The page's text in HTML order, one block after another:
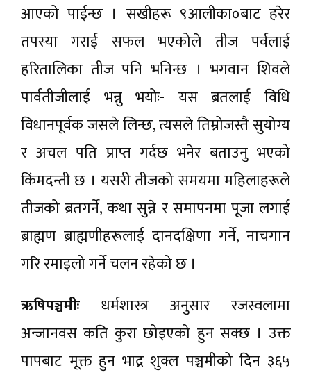
आएको पाईन्छ । सखीहरू ९आलीका०बाट हरेर
तपस्या गराई सफल भएकोले तीज पर्वलाई
हरितालिका तीज पनि भनिन्छ । भगवान शिवले
पार्वतीजीलाई भन्नु भयोः- यस ब्रतलाई विधि
विधानपूर्वक जसले लिन्छ, त्यसले तिम्रोजस्तै सुयोग्य
र अचल पति प्राप्त गर्दछ भनेर बताउनु भएको
किंमदन्ती छ । यसरी तीजको समयमा महिलाहरूले
तीजको ब्रतगर्ने, कथा सुन्ने र समापनमा पूजा लगाई
ब्राह्मण ब्राह्मणीहरूलाई दानदक्षिणा गर्ने, नाचगान
गरि रमाइलो गर्ने चलन रहेको छ ।
ऋषिपञ्चमीः धर्मशास्त्र अनुसार रजस्वलामा
अन्जानवस कति कुरा छोइएको हुन सक्छ । उक्त
पापबाट मूक्त हुन भाद्र शुक्ल पञ्चमीको दिन ३६५